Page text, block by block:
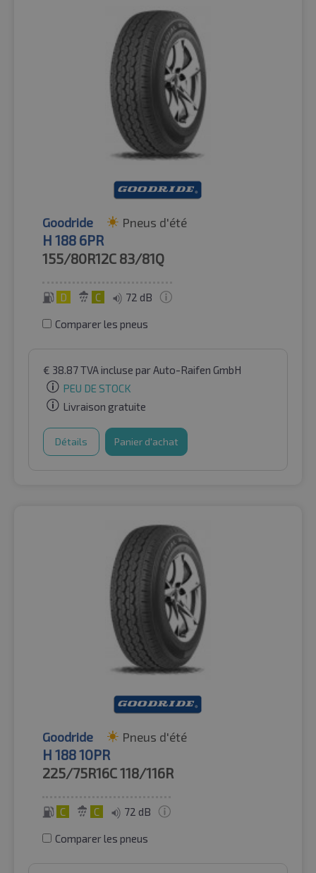
Goodride Pneus d'été
H 188 6PR
155/80R12C 83/81Q
D C 72 dB
Comparer les pneus
€ 38.87TVA incluse par Auto-Raifen GmbH
PEU DE STOCK
Livraison gratuite
Détails Panier d'achat
Goodride Pneus d'été
H 188 10PR
225/75R16C118/116R
C C 72 dB
Comparer les pneus